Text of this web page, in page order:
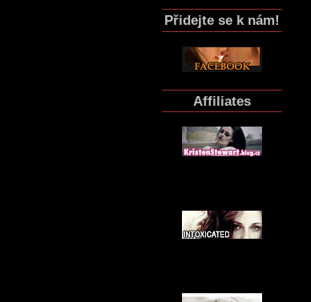
Přidejte se k nám!
Affiliates